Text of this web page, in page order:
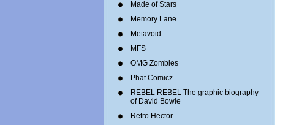
Made of Stars
Memory Lane
Metavoid
MFS
OMG Zombies
Phat Comicz
REBEL REBEL The graphic biography
of David Bowie
Retro Hector